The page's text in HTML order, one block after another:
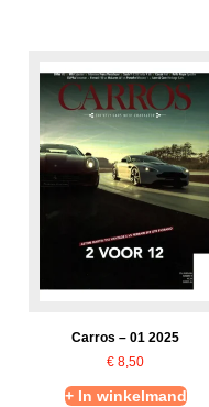
Carros – 01 2025
€ 8,50
+ In winkelmand